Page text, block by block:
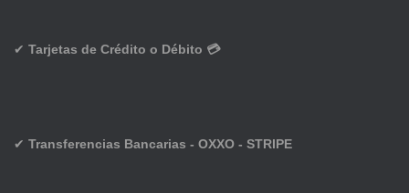
✔ Tarjetas de Crédito o Débito 💳
✔ Transferencias Bancarias - OXXO - STRIPE